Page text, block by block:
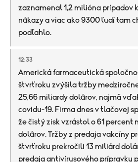
zaznamenal 1,2 milióna prípadov
nákazy a viac ako 9300 ľudí tam
podľahlo.
12:33
Americká farmaceutická
štvrťroku zvýšila tržby
25,66 miliardy dolárov, najmä
covidu-19. Firma dnes v tlačovej
že čistý zisk vzrástol o 61 percent
dolárov. Tržby z predaja vakcíny
štvrťroku prekročili 13 miliárd
predaja antivírusového prípravku